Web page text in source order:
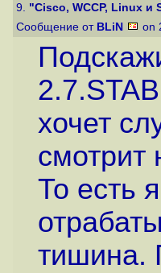
9. "Cisco, WCCP, Linux
Сообщение от BLiN on
хочет
смотрит
То есть
тишина.